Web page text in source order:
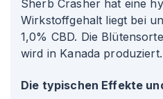
Sherb Crasher hat eine
Wirkstoffgehalt liegt bei
1,0% CBD. Die
wird in Kanada produziert.
Die typischen Effekte